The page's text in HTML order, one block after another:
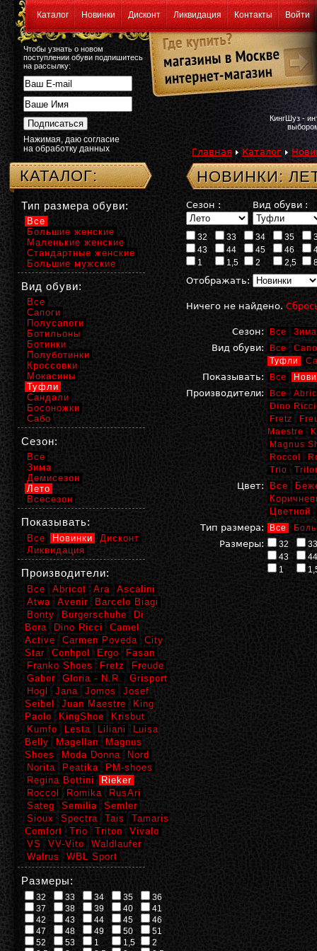
Каталог Новинки Дисконт Ликвидация Контакты Войти
Чтобы узнать о новом
поступлении обуви подпишитесь
на рассылку:
Нажимая, даю согласие
на обработку данных
КингШуз -
Главная Каталог
НОВИНКИ:
Сезон : Вид обуви :
32 33 34 35
43
44 45 46
1
1,5 2 2,5
Отображать:
Ничего не найдено.
Сезон: Все Зима
Вид обуви: Все
Туфли
Показывать: Все
Производители: Все
Dino Ricci
Fretz
Maestre
Magnus
Roccol
Trio
Цвет: Все
Цветной
Тип размера:
Все
Размеры: 32
33
43
44
1
КАТАЛОГ:
Тип размера обуви:
Все
Большие женские
Маленькие женские
Стандартные женские
Большие мужские
Вид обуви:
Все
Сапоги
Полусапоги
Ботильоны
Ботинки
Полуботинки
Кроссовки
Мокасины
Туфли
Сандали
Босоножки
Сабо
Сезон:
Все
Зима
Демисезон
Лето
Всесезон
Показывать:
Все Новинки
Дисконт
Ликвидация
Производители:
Все Abricot Ara
Ascalini
Atwa
Avenir
Barcelo Biagi
Bonty
Burgerschuhe
Di
Bora
Dino Ricci
Camel
Active
Carmen Poveda
City
Star
Conhpol Ergo
Fasan
Franko Shoes
Fretz
Freude
Gabor
Gloria - N.R.
Grisport
Hogl
Jana Jomos
Josef
Seibel
Juan Maestre
King
Paolo
KingShoe
Krisbut
Kumfo
Lesta Liliani
Luisa
Belly
Magellan
Magnus
Shoes
Moda Donna
Nord
Norita
Peatika
PM-shoes
Regina Bottini
Rieker
Roccol
Romika
RusAri
Sateg
Semilia
Semler
Sioux
Spectra Tais
Tamaris
Comfort
Trio Triton
Vivalo
VS
VV-Vito
Waldlaufer
Walrus
WBL Sport
Размеры:
32 33 34 35
36
37
38 39 40
41
42
43 44 45
46
47
48 49 50
51
52
53 1 1,5
2